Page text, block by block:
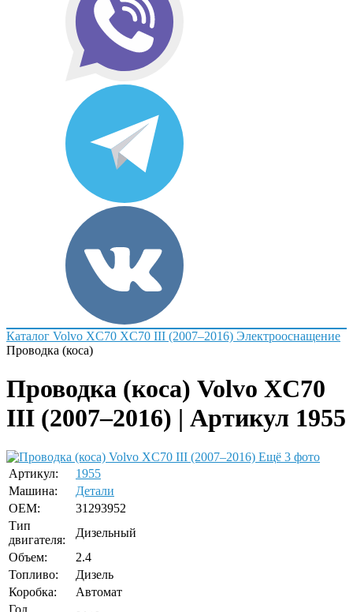
Каталог Volvo XC70 XC70 III (2007–2016) Электрооснащение
Проводка (коса)
Проводка (коса) Volvo XC70
III (2007–2016) | Артикул 1955
Ещё 3 фото
Артикул:
1955
Машина:
Детали
OEM:
31293952
Тип
двигателя:
Дизельный
Объем:
2.4
Топливо:
Дизель
Коробка:
Автомат
Год